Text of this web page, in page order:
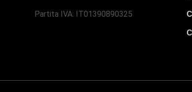
Partita IVA: IT01390890325